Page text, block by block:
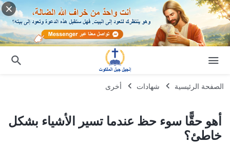
الصفحة الرئيسية شهادات أخرى
أهو حقًّا سوء حظ عندما تسير الأشياء بشكل
خاطئ؟